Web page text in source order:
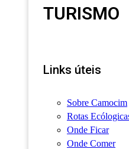
TURISMO
Links úteis
Sobre Camocim
Rotas
Onde Ficar
Onde Comer